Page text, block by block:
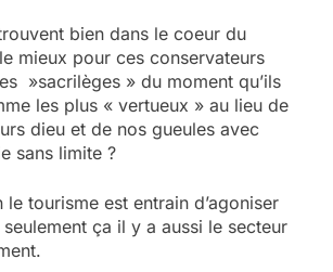
bien dans le coeur du
mieux pour ces conservateurs
»sacrilèges » du moment qu’ils
les plus « vertueux » au lieu de
dieu et de nos gueules avec
sans limite ?
tourisme est entrain d’agoniser
seulement ça il y a aussi le secteur